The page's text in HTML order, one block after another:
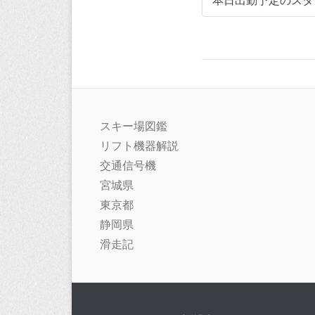
スキー場図鑑
リフト機器解説
交通信号機
宮城県
東京都
静岡県
滑走記